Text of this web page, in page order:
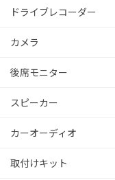
ドライブレコーダー
カメラ
後席モニター
スピーカー
カーオーディオ
取付けキット